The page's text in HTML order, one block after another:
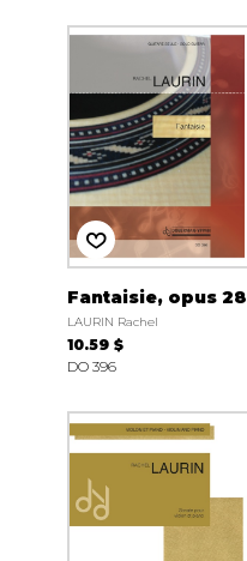
Fantaisie, opus 28
LAURIN Rachel
10.59 $
DO 396